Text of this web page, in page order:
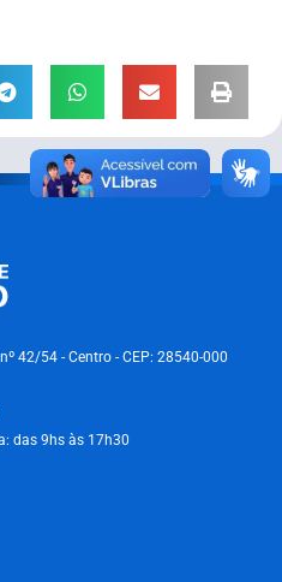
42/54 - Centro - CEP: 28540-000
das 9hs às 17h30